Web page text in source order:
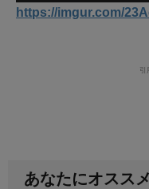
https://imgur.com/
引
あなたにオスス